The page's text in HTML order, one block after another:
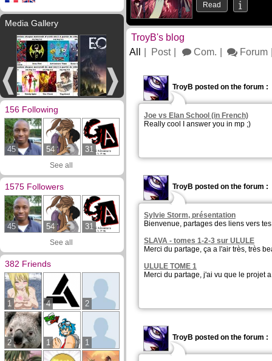
Media Gallery
156 Following
45 54 31
See all
1575 Followers
45 54 31
See all
382 Friends
1 4 2
2 1 1
Read
TroyB's blog
All
Post Com. Forum
TroyB posted on the forum :
Joe vs Elan School (in French)
Really cool I answer you in mp ;)
TroyB posted on the forum :
Sylvie Storm, présentation
Bienvenue, partages des liens vers
SLAVA - tomes 1-2-3 sur ULULE
Merci du partage, ça a l'air très, très
ULULE TOME 1
Merci du partage, j'ai vu que le projet
TroyB posted on the forum :